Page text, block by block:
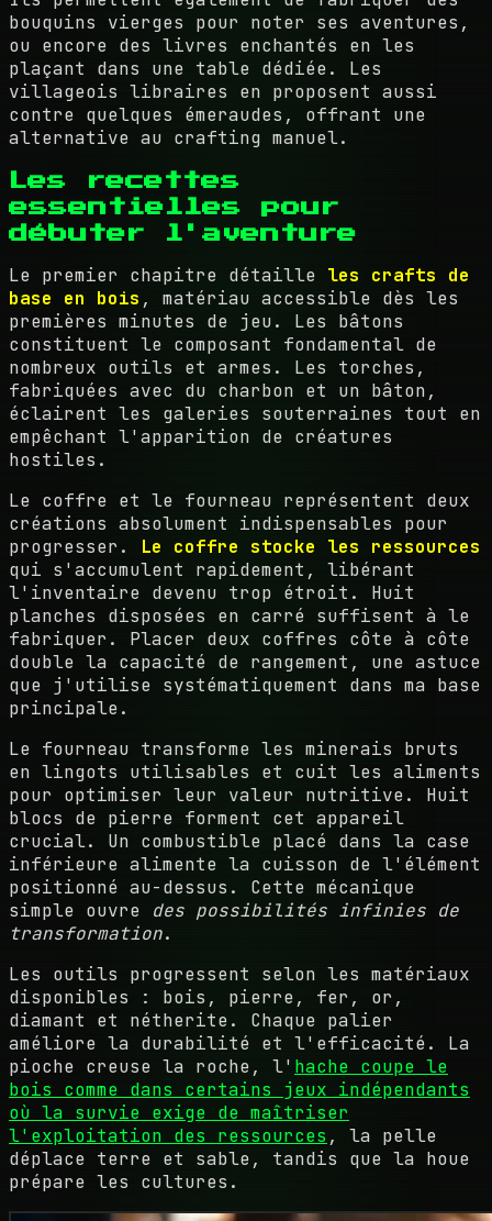
bouquins vierges pour noter ses aventures,
ou encore des livres enchantés en les
plaçant dans une table dédiée. Les
villageois libraires en proposent aussi
contre quelques émeraudes, offrant une
alternative au crafting manuel.
Les recettes
essentielles pour
débuter l'aventure
Le premier chapitre détaille les crafts de
base en bois , matériau accessible dès les
premières minutes de jeu. Les bâtons
constituent le composant fondamental de
nombreux outils et armes. Les torches,
fabriquées avec du charbon et un bâton,
éclairent les galeries souterraines tout en
empêchant l'apparition de créatures
hostiles.
Le coffre et le fourneau représentent deux
créations absolument indispensables pour
progresser. Le coffre stocke les ressources
qui s'accumulent rapidement, libérant
l'inventaire devenu trop étroit. Huit
planches disposées en carré suffisent à le
fabriquer. Placer deux coffres côte à côte
double la capacité de rangement, une astuce
que j'utilise systématiquement dans ma base
principale.
Le fourneau transforme les minerais bruts
en lingots utilisables et cuit les aliments
pour optimiser leur valeur nutritive. Huit
blocs de pierre forment cet appareil
crucial. Un combustible placé dans la case
inférieure alimente la cuisson de l'élément
positionné au-dessus. Cette mécanique
simple ouvre des possibilités infinies de
transformation.
Les outils progressent selon les matériaux
disponibles : bois, pierre, fer, or,
diamant et nétherite. Chaque palier
améliore la durabilité et l'efficacité. La
pioche creuse la roche, l' hache coupe le
bois comme dans certains jeux indépendants
où la survie exige de maîtriser
l'exploitation des ressources , la pelle
déplace terre et sable, tandis que la houe
prépare les cultures.